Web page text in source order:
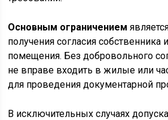
Основным ограничением
получения согласия собственника
помещения. Без добровольного
не вправе входить в жилые или
для проведения документарной
В исключительных случаях